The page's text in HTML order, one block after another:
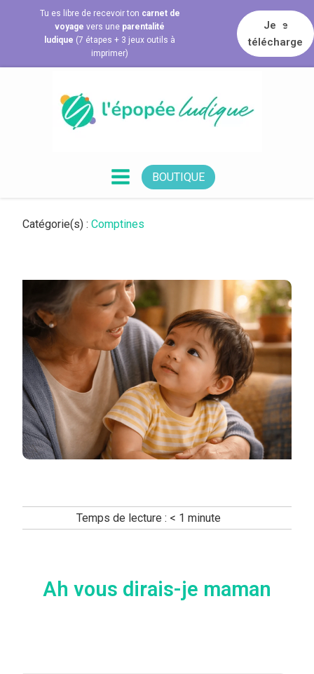
Tu es libre de recevoir ton carnet de
voyage vers une parentalité
ludique (7 étapes + 3 jeux outils à
imprimer)
Je le
télécharge
BOUTIQUE
Catégorie(s) : Comptines
Temps de lecture : < 1 minute
Ah vous dirais-je maman